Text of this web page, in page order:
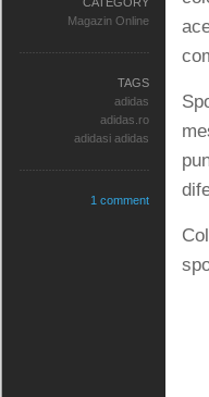
Magazin Online
TAGS
adidas
adidas.ro
adidasi adidas
1 comment